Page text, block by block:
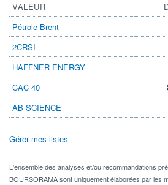
VALEUR
Pétrole Brent
2CRSI
HAFFNER ENERGY
CAC 40
AB SCIENCE
Gérer mes listes
L'ensemble des analyses et/ou recommandations
BOURSORAMA sont uniquement élaborées par les